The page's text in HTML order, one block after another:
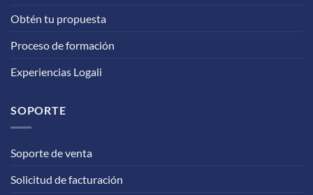
Obtén tu propuesta
Proceso de formación
Experiencias Logali
SOPORTE
Soporte de venta
Solicitud de facturación